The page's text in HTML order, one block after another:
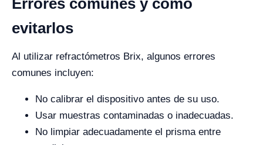
evitarlos
Al utilizar refractómetros Brix, algunos errores
comunes incluyen:
No calibrar el dispositivo antes de su uso.
Usar muestras contaminadas o inadecuadas.
No limpiar adecuadamente el prisma entre